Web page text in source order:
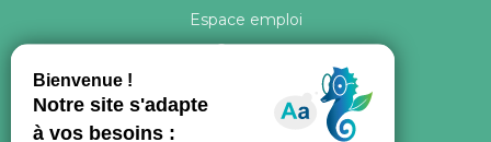
Espace emploi
Contact